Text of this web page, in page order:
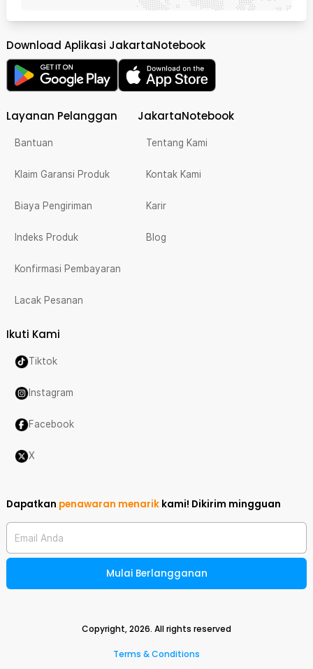
Download Aplikasi JakartaNotebook
Layanan Pelanggan
Bantuan
Klaim Garansi Produk
Biaya Pengiriman
Indeks Produk
Konfirmasi Pembayaran
Lacak Pesanan
JakartaNotebook
Tentang Kami
Kontak Kami
Karir
Blog
Ikuti Kami
Tiktok
Instagram
Facebook
X
Dapatkan penawaran menarik kami! Dikirim mingguan
Email Anda
Mulai Berlangganan
Copyright,2026. All rights reserved
Terms & Conditions